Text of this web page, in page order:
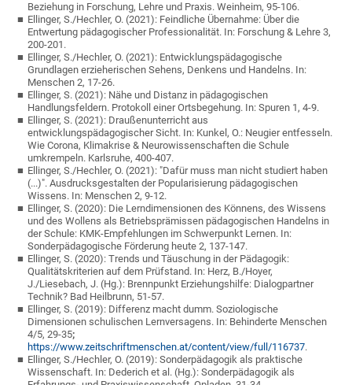
Beziehung in Forschung, Lehre und Praxis. Weinheim, 95-106.
Ellinger, S./Hechler, O. (2021): Feindliche Übernahme: Über die
Entwertung pädagogischer Professionalität. In: Forschung & Lehre 3,
200-201.
Ellinger, S./Hechler, O. (2021): Entwicklungspädagogische
Grundlagen erzieherischen Sehens, Denkens und Handelns. In:
Menschen 2, 17-26.
Ellinger, S. (2021): Nähe und Distanz in pädagogischen
Handlungsfeldern. Protokoll einer Ortsbegehung. In: Spuren 1, 4-9.
Ellinger, S. (2021): Draußenunterricht aus
entwicklungspädagogischer Sicht. In: Kunkel, O.: Neugier entfesseln.
Wie Corona, Klimakrise & Neurowissenschaften die Schule
umkrempeln. Karlsruhe, 400-407.
Ellinger, S./Hechler, O. (2021): "Dafür muss man nicht studiert haben
(...)". Ausdrucksgestalten der Popularisierung pädagogischen
Wissens. In: Menschen 2, 9-12.
Ellinger, S. (2020): Die Lerndimensionen des Könnens, des Wissens
und des Wollens als Betriebsprämissen pädagogischen Handelns in
der Schule: KMK-Empfehlungen im Schwerpunkt Lernen. In:
Sonderpädagogische Förderung heute 2, 137-147.
Ellinger, S. (2020): Trends und Täuschung in der Pädagogik:
Qualitätskriterien auf dem Prüfstand. In: Herz, B./Hoyer,
J./Liesebach, J. (Hg.): Brennpunkt Erziehungshilfe: Dialogpartner
Technik? Bad Heilbrunn, 51-57.
Ellinger, S. (2019): Differenz macht dumm. Soziologische
Dimensionen schulischen Lernversagens. In: Behinderte Menschen
4/5, 29-35;
https://www.zeitschriftmenschen.at/content/view/full/116737.
Ellinger, S./Hechler, O. (2019): Sonderpädagogik als praktische
Wissenschaft. In: Dederich et al. (Hg.): Sonderpädagogik als